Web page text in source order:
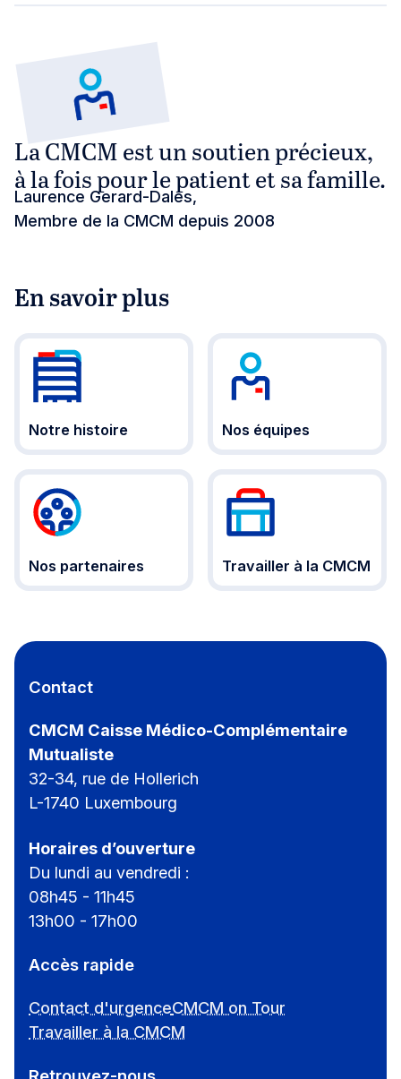
La CMCM est un soutien précieux,
à la fois pour le patient et sa famille.
Laurence Gerard-Dales,
Membre de la CMCM depuis 2008
En savoir plus
Notre histoire Nos équipes
Nos partenaires Travailler à la CMCM
Contact
CMCM Caisse Médico-Complémentaire
Mutualiste
32-34, rue de Hollerich
L-1740 Luxembourg
Horaires d’ouverture
Du lundi au vendredi :
08h45 - 11h45
13h00 - 17h00
Accès rapide
Contact d'urgenceCMCM on Tour
Travailler à la CMCM